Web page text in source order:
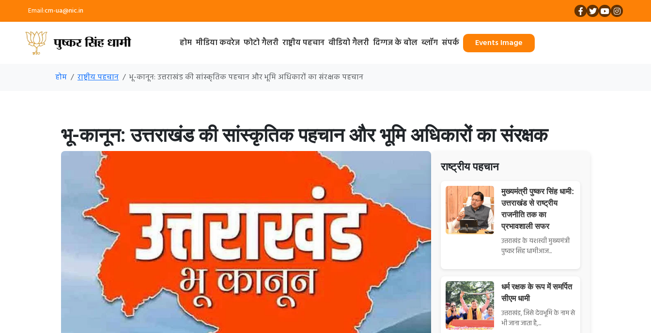
Email:cm-ua@nic.in
होम मीडिया कवरेज फोटो गैलरी राष्ट्रीय पहचान वीडियो गैलरी दिग्गज के बोल ब्लॉग संपर्क Events Image
होम राष्ट्रीय पहचान भू-कानून: उत्तराखंड की सांस्कृतिक पहचान और भूमि अधिकारों का संरक्षक पहचान
भू-कानून: उत्तराखंड की सांस्कृतिक पहचान और भूमि अधिकारों का संरक्षक
राष्ट्रीय पहचान
मुख्यमंत्री पुष्कर सिंह धामी:
उत्तराखंड से राष्ट्रीय
राजनीति तक का
प्रभावशाली सफर
उत्तराखंड के यशस्वी मुख्यमंत्री
पुष्कर सिंह धामीआज...
धर्म रक्षक के रूप में समर्पित
सीएम धामी
उत्तराखंड, जिसे देवभूमि के नाम से
भी जाना जाता है,...